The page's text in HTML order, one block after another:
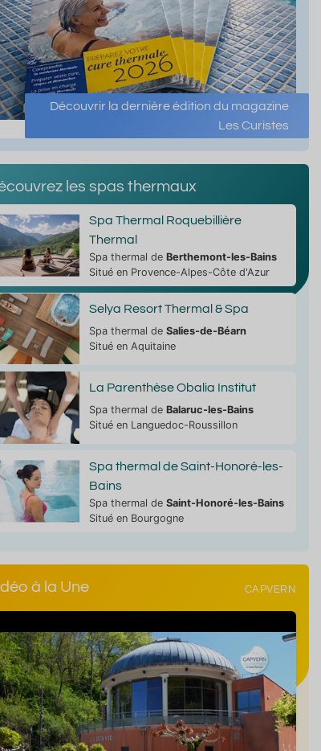
Découvrir la dernière édition du magazine
Les Curistes
les spas thermaux
Spa Thermal Roquebillière
Thermal
Spa thermal de Berthemont-les-Bains
Situé en Provence-Alpes-Côte d'Azur
Selya Resort Thermal & Spa
Spa thermal de Salies-de-Béarn
Situé en Aquitaine
La Parenthèse Obalia Institut
Spa thermal de Balaruc-les-Bains
Situé en Languedoc-Roussillon
Spa thermal de Saint-Honoré-les-
Bains
Spa thermal de Saint-Honoré-les-Bains
Situé en Bourgogne
à la Une CAPVERN